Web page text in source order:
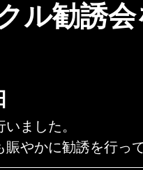
ル勧誘会
ました。
やかに勧誘を行っ